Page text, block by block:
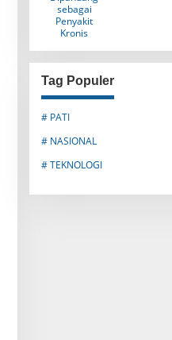
Tag Populer
# PATI
# NASIONAL
# TEKNOLOGI